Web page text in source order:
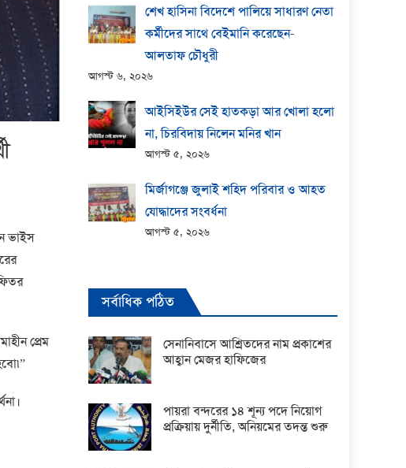
ভাইস
প্রেম
শেখ হাসিনা বিদেশে পালিয়ে সাধারণ নেতা
কর্মীদের সাথে বেইমানি করেছেন-
আলতাফ চৌধুরী
আগস্ট ৬, ২০২৬
আইসিইউর সেই হাতকড়া আর খোলা হলো
না, চিরবিদায় নিলেন মনির খান
আগস্ট ৫, ২০২৬
মির্জাগঞ্জে জুলাই শহিদ পরিবার ও আহত
যোদ্ধাদের সংবর্ধনা
আগস্ট ৫, ২০২৬
সর্বাধিক পঠিত
সেনানিবাসে আশ্রিতদের নাম প্রকাশের
আহ্বান মেজর হাফিজের
পায়রা বন্দরের ১৪ শূন্য পদে নিয়োগ
প্রক্রিয়ায় দুর্নীতি, অনিয়মের তদন্ত শুরু